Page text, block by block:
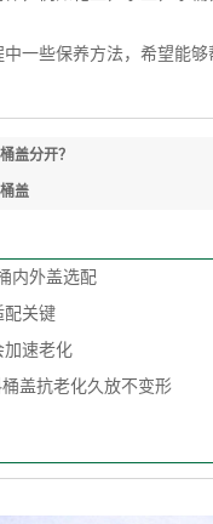
些保养方法，希望能够
盖分开？
盖
内外盖选配
配关键
加速老化
盖抗老化久放不变形